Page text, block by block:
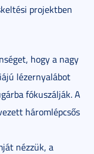
projektben
hogy a nagy
lézernyalábot
fókuszálják. A
háromlépcsős
nézzük, a